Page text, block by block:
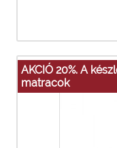
AKCIÓ 20%. A
matracok